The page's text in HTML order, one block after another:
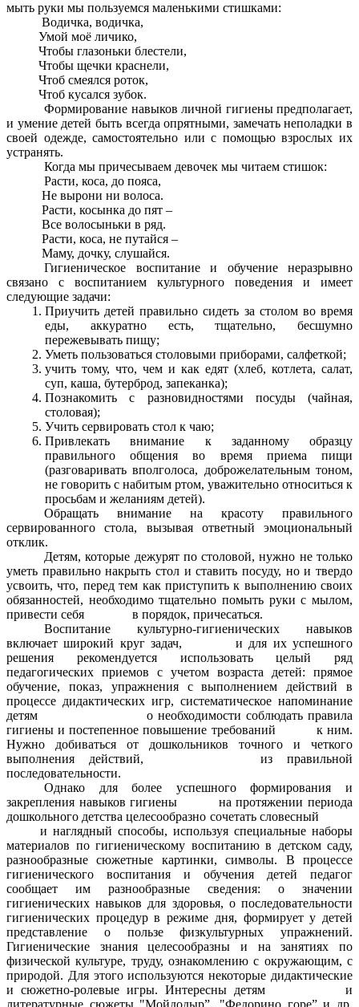
мыть руки мы пользуемся маленькими стишками:
Водичка, водичка,
Умой моё личико,
Чтобы глазоньки блестели,
Чтобы щечки краснели,
Чтоб смеялся роток,
Чтоб кусался зубок.
Формирование навыков личной гигиены предполагает,
и умение детей быть всегда опрятными, замечать неполадки в
своей одежде, самостоятельно или с помощью взрослых их
устранять.
Когда мы причесываем девочек мы читаем стишок:
Расти, коса, до пояса,
Не вырони ни волоса.
Расти, косынка до пят –
Все волосыньки в ряд.
Расти, коса, не путайся –
Маму, дочку, слушайся.
Гигиеническое воспитание и обучение неразрывно
связано с воспитанием культурного поведения и имеет
следующие задачи:
Приучить детей правильно сидеть за столом во время
еды, аккуратно есть, тщательно, бесшумно
пережевывать пищу;
Уметь пользоваться столовыми приборами, салфеткой;
учить тому, что, чем и как едят (хлеб, котлета, салат,
суп, каша, бутерброд, запеканка);
Познакомить с разновидностями посуды (чайная,
столовая);
Учить сервировать стол к чаю;
Привлекать внимание к заданному образцу
правильного общения во время приема пищи
(разговаривать вполголоса, доброжелательным тоном,
не говорить с набитым ртом, уважительно относиться к
просьбам и желаниям детей).
Обращать внимание на красоту правильного
сервированного стола, вызывая ответный эмоциональный
отклик.
Детям, которые дежурят по столовой, нужно не только
уметь правильно накрыть стол и ставить посуду, но и твердо
усвоить, что, перед тем как приступить к выполнению своих
обязанностей, необходимо тщательно помыть руки с мылом,
привести себя в порядок, причесаться.
Воспитание культурно-гигиенических навыков
включает широкий круг задач, и для их успешного
решения рекомендуется использовать целый ряд
педагогических приемов с учетом возраста детей: прямое
обучение, показ, упражнения с выполнением действий в
процессе дидактических игр, систематическое напоминание
детям о необходимости соблюдать правила
гигиены и постепенное повышение требований к ним.
Нужно добиваться от дошкольников точного и четкого
выполнения действий, из правильной
последовательности.
Однако для более успешного формирования и
закрепления навыков гигиены на протяжении периода
дошкольного детства целесообразно сочетать словесный
и наглядный способы, используя специальные наборы
материалов по гигиеническому воспитанию в детском саду,
разнообразные сюжетные картинки, символы. В процессе
гигиенического воспитания и обучения детей педагог
сообщает им разнообразные сведения: о значении
гигиенических навыков для здоровья, о последовательности
гигиенических процедур в режиме дня, формирует у детей
представление о пользе физкультурных упражнений.
Гигиенические знания целесообразны и на занятиях по
физической культуре, труду, ознакомлению с окружающим, с
природой. Для этого используются некоторые дидактические
и сюжетно-ролевые игры. Интересны детям и
литературные сюжеты "Мойдодыр”, "Федорино горе” и др.